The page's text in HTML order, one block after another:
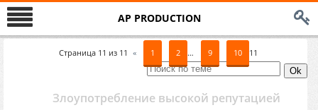
AP PRODUCTION
Страница 11 из 11 « 1 2 … 9 10 11
Злоупотребление высокой репутацией